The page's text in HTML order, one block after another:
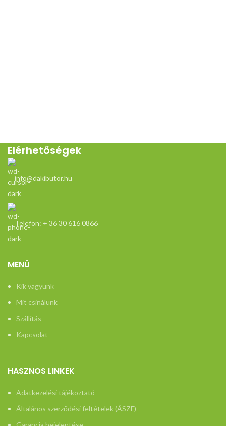
Elérhetőségek
info@dakibutor.hu
Telefon: + 36 30 616 0866
MENÜ
Kik vagyunk
Mit csinálunk
Szállítás
Kapcsolat
HASZNOS LINKEK
Adatkezelési tájékoztató
Általános szerződési feltételek (ÁSZF)